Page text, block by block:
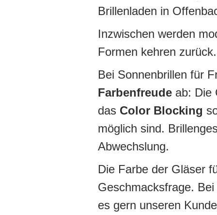
Brillenladen in
Inzwischen werden
Formen kehren zurück.
Bei Sonnenbrillen für
Farbenfreude ab: Die
das Color Blocking
möglich sind.
Abwechslung.
Die Farbe der Gläser
Geschmacksfrage.
es gern unseren